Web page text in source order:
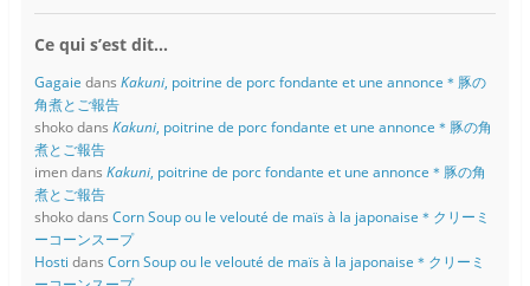
Ce qui s’est dit…
Gagaie dans Kakuni, poitrine de porc fondante et une annonce＊豚の
角煮とご報告
shokodans Kakuni, poitrine de porc fondante et une annonce＊豚の角
煮とご報告
imendans Kakuni, poitrine de porc fondante et une annonce＊豚の角
煮とご報告
shokodans Corn Soup ou le velouté de maïs à la japonaise＊クリーミ
ーコーンスープ
Hosti dans Corn Soup ou le velouté de maïs à la japonaise＊クリーミ